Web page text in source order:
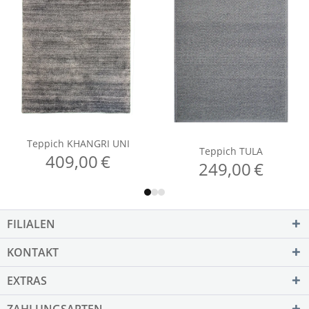
FILIALEN
KONTAKT
EXTRAS